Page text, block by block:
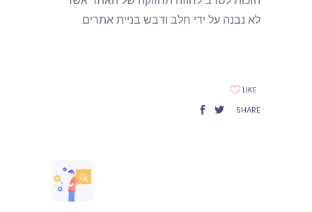
לא נבנה על ידי חלב ודבש בניית אתרים.
LIKE
SHARE